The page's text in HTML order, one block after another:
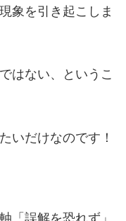
象を引き起こしま
はない、というこ
いだけなのです！
「誤解を恐れず」